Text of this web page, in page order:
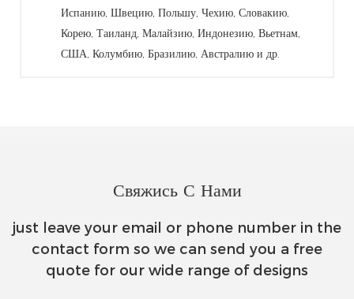
Испанию, Швецию, Польшу, Чехию, Словакию,
Корею, Таиланд, Малайзию, Индонезию, Вьетнам,
США, Колумбию, Бразилию, Австралию и др.
Свяжись С Нами
just leave your email or phone number in the
contact form so we can send you a free
quote for our wide range of designs